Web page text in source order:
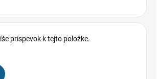
príspevok k tejto položke.